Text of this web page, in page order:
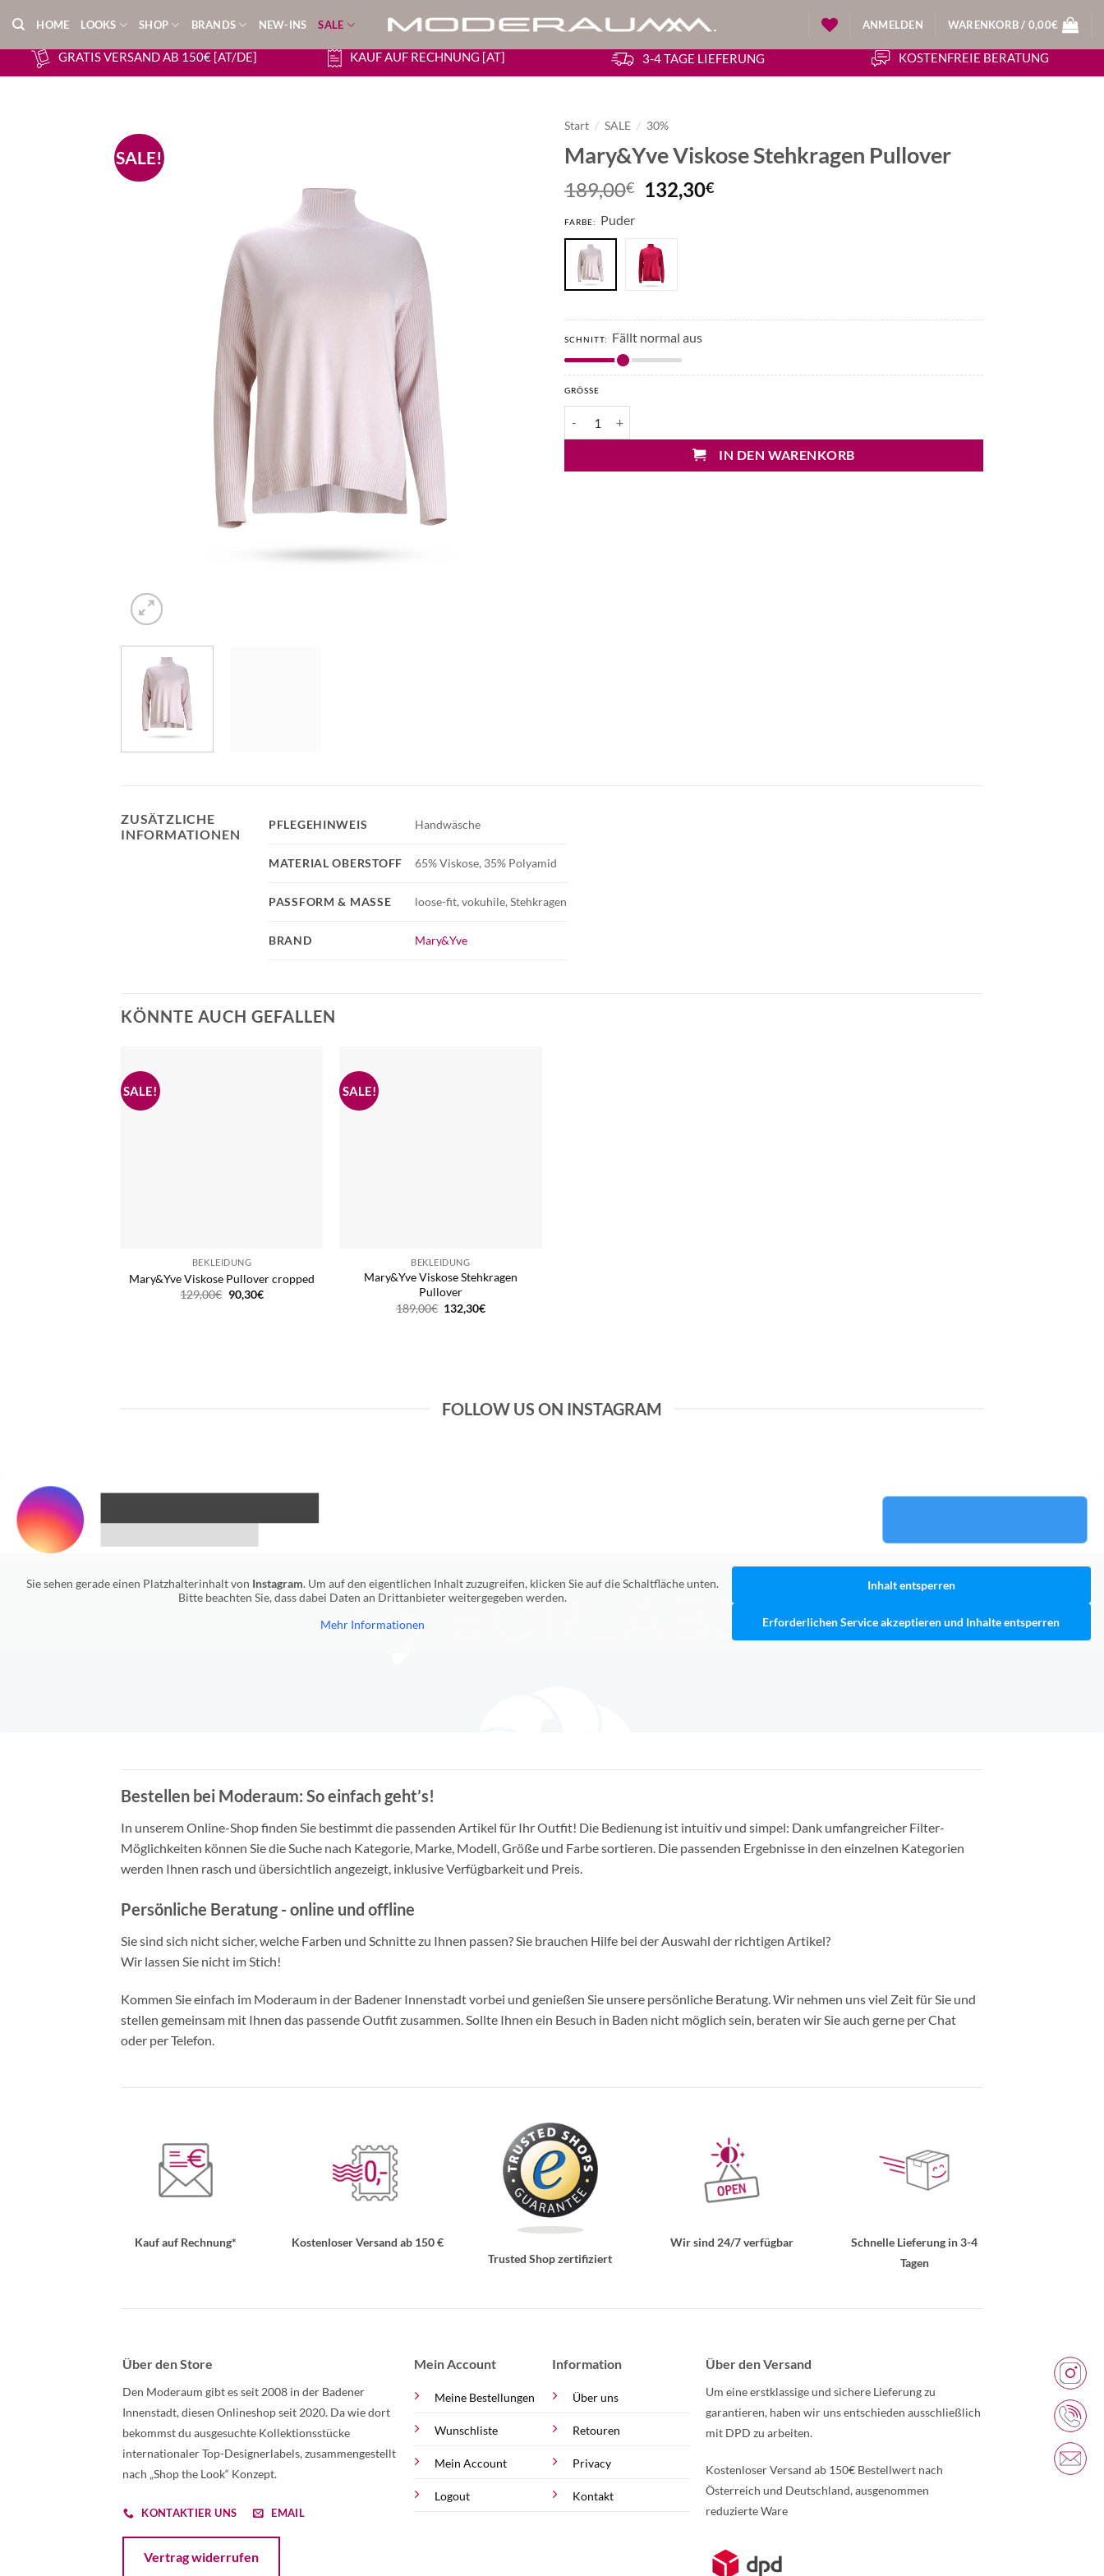
Inhalt
springen
HOME LOOKS SHOP BRANDS NEW-INS SALE ANMELDEN WARENKORB / 0,00€
GRATIS VERSAND AB 150€ [AT/DE] KAUF AUF RECHNUNG [AT] 3-4 TAGE LIEFERUNG KOSTENFREIE BERATUNG
SALE!
Start / SALE / 30%
Mary&Yve Viskose Stehkragen Pullover
189,00€
Ursprünglicher
Preis
189,00€
132,30€Aktueller
FARBE: Puder
SCHNITT: Fällt normal aus
GRÖSSE
IN DEN WARENKORB
ZUSÄTZLICHE
INFORMATIONEN
BRAND Mary&Yve
PFLEGEHINWEIS Handwäsche
MATERIAL OBERSTOFF 65% Viskose, 35% Polyamid
PASSFORM & MASSE loose-fit, vokuhile, Stehkragen
KÖNNTE AUCH GEFALLEN
BEKLEIDUNG
Mary&Yve Viskose Pullover cropped
129,00€ Ursprünglicher
Preis
90,30€Aktueller
BEKLEIDUNG
Mary&Yve Viskose Stehkragen
Pullover
189,00€ Ursprünglicher
Preis
132,30€Aktueller
FOLLOW US ON INSTAGRAM
Sie sehen gerade einen Platzhalterinhalt von Instagram. Um auf den eigentlichen Inhalt zuzugreifen, klicken Sie auf die Schaltfläche unten.
Bitte beachten Sie, dass dabei Daten an Drittanbieter weitergegeben werden.
Mehr Informationen
Inhalt entsperren
Erforderlichen Service akzeptieren und Inhalte entsperren
Bestellen bei Moderaum: So einfach geht’s!
In unserem Online-Shop finden Sie bestimmt die passenden Artikel für Ihr Outfit! Die Bedienung ist intuitiv und simpel: Dank umfangreicher Filter-
Möglichkeiten können Sie die Suche nach Kategorie, Marke, Modell, Größe und Farbe sortieren. Die passenden Ergebnisse in den einzelnen Kategorien
werden Ihnen rasch und übersichtlich angezeigt, inklusive Verfügbarkeit und Preis.
Persönliche Beratung - online und offline
Sie sind sich nicht sicher, welche Farben und Schnitte zu Ihnen passen? Sie brauchen Hilfe bei der Auswahl der richtigen Artikel?
Wir lassen Sie nicht im Stich!
Kommen Sie einfach im Moderaum in der Badener Innenstadt vorbei und genießen Sie unsere persönliche Beratung. Wir nehmen uns viel Zeit für Sie und
stellen gemeinsam mit Ihnen das passende Outfit zusammen. Sollte Ihnen ein Besuch in Baden nicht möglich sein, beraten wir Sie auch gerne per Chat
oder per Telefon.
Kauf auf Rechnung*
Kostenloser Versand ab 150 €
Trusted Shop zertifiziert
Wir sind 24/7 verfügbar
Schnelle Lieferung in 3-4
Tagen
Über den Store
Den Moderaum gibt es seit 2008 in der Badener
Innenstadt, diesen Onlineshop seit 2020. Da wie dort
bekommst du ausgesuchte Kollektionsstücke
internationaler Top-Designerlabels, zusammengestellt
nach „Shop the Look“ Konzept.
KONTAKTIER UNS EMAIL
Vertrag widerrufen
Mein Account
Meine Bestellungen
Wunschliste
Mein Account
Logout
Information
Über uns
Retouren
Privacy
Kontakt
Über den Versand
Um eine erstklassige und sichere Lieferung zu
garantieren, haben wir uns entschieden ausschließlich
mit DPD zu arbeiten.
Kostenloser Versand ab 150€ Bestellwert nach
Österreich und Deutschland, ausgenommen
reduzierte Ware